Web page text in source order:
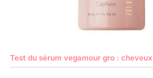
Test du sérum vegamour gro :